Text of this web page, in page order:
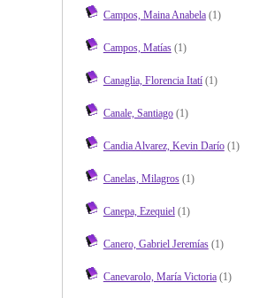
Campos, Maina Anabela(1)
Campos, Matías(1)
Canaglia, Florencia Itatí(1)
Canale, Santiago(1)
Candia Alvarez, Kevin Darío(1)
Canelas, Milagros(1)
Canepa, Ezequiel(1)
Canero, Gabriel Jeremías(1)
Canevarolo, María Victoria(1)